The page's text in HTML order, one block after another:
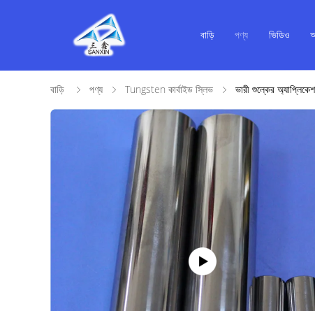
বাড়ি পণ্য ভিডিও
বাড়ি পণ্য Tungsten কার্বাইড স্লিভ ভারী শুল্কের